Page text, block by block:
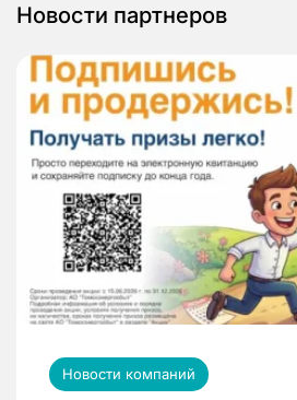
Новости партнеров
Новости компаний